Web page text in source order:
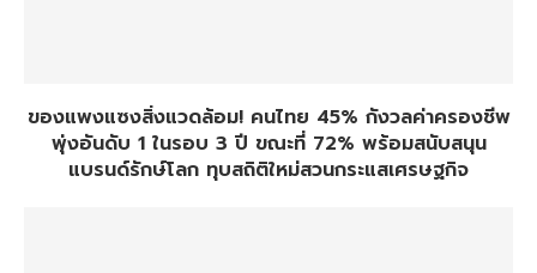
ของแพงแซงสิ่งแวดล้อม! คนไทย 45% กังวลค่าครองชีพ
พุ่งอันดับ 1 ในรอบ 3 ปี ขณะที่ 72% พร้อมสนับสนุน
แบรนด์รักษ์โลก ทุบสถิติใหม่สวนกระแสเศรษฐกิจ